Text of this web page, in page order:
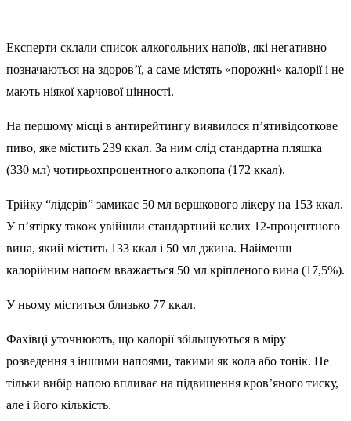
Експерти склали список алкогольних напоїв, які негативно
позначаються на здоров’ї, а саме містять «порожні» калорії і не
мають ніякої харчової цінності.
На першому місці в антирейтингу виявилося п’ятивідсоткове
пиво, яке містить 239 ккал. За ним слід стандартна пляшка
(330 мл) чотирьохпроцентного алкопопа (172 ккал).
Трійку “лідерів” замикає 50 мл вершкового лікеру на 153 ккал.
У п’ятірку також увійшли стандартний келих 12-процентного
вина, який містить 133 ккал і 50 мл джина. Найменш
калорійним напоєм вважається 50 мл кріпленого вина (17,5%).
У ньому міститься близько 77 ккал.
Фахівці уточнюють, що калорії збільшуються в міру
розведення з іншими напоями, такими як кола або тонік. Не
тільки вибір напою впливає на підвищення кров’яного тиску,
але і його кількість.